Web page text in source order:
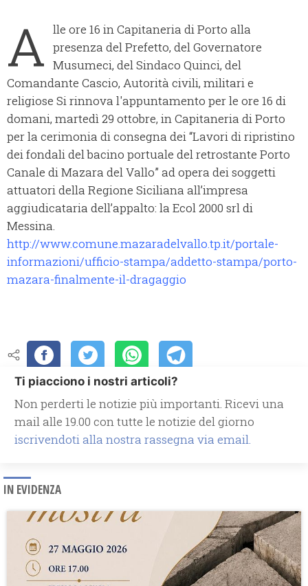
A lle ore 16 in Capitaneria di Porto alla
presenza del Prefetto, del Governatore
Musumeci, del Sindaco Quinci, del
Comandante Cascio, Autorità civili, militari e
religiose Si rinnova l'appuntamento per le ore 16 di
domani, martedì 29 ottobre, in Capitaneria di Porto
per la cerimonia di consegna dei “Lavori di ripristino
dei fondali del bacino portuale del retrostante Porto
Canale di Mazara del Vallo” ad opera dei soggetti
attuatori della Regione Siciliana all’impresa
aggiudicataria dell’appalto: la Ecol 2000 srl di
Messina.
http://www.comune.mazaradelvallo.tp.it/portale-
informazioni/ufficio-stampa/addetto-stampa/porto-
mazara-finalmente-il-dragaggio
Ti piacciono i nostri articoli?
Non perderti le notizie più importanti. Ricevi una
mail alle 19.00 con tutte le notizie del giorno
iscrivendoti alla nostra rassegna via email.
IN EVIDENZA